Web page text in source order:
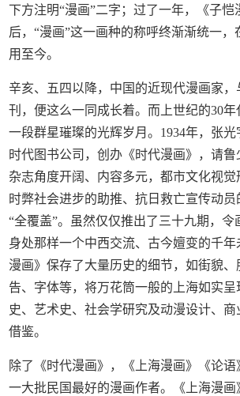
下方注明“漫画”二字；过了一年，《子恺
后，“漫画”这一画种的称呼终渐渐统一
用至今。
辛亥、五四以降，中国的近现代漫画家，
刊，便这么一同成长着。而上世纪的30
一段群星璀璨的光辉岁月。1934年，张
时代图书公司，创办《时代漫画》，请
杂志角度开阔、内容多元，都市文化视
时弊社会进步的助推、抗日救亡宣传动
“全覆盖”。虽然仅仅推出了三十九期，令
身处那样一个中西交流、古今嬗变的千
漫画》保存了大量历史的细节，如街貌、
告、字体等，将万花筒一般的上海如实
史、艺术史、社会学研究及动漫设计、
借鉴。
除了《时代漫画》，《上海漫画》《论语
一大批民国最好的漫画作者。《上海漫画